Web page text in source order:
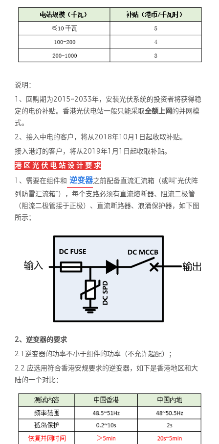
说明：
1、回购期为2015~2033年，安装光伏系统的投资者将获得稳
定的电价补贴。香港光伏电站一般只能采取全额上网的并网模
式。
2、接入中电的客户，将从2018年10月1 日起收取补贴。
接入港灯的客户，将从2019年1 月1 日起收取补贴。
港 区 光 伏 电 站 设 计 要 求
1、需要在组件和 逆变器之前配备直流汇流箱（或叫“光伏阵
列防雷汇流箱”），每个支路必须有直流熔断器、阻流二极管
（阻流二极管接于正极）、直流断路器、浪涌保护器，如下图
所示；
2、逆变器的要求
2.1逆变器的功率不小于组件的功率（不允许超配）；
2.2 应选用符合香港安规要求的逆变器，如下是香港地区和大
陆的一个对比：